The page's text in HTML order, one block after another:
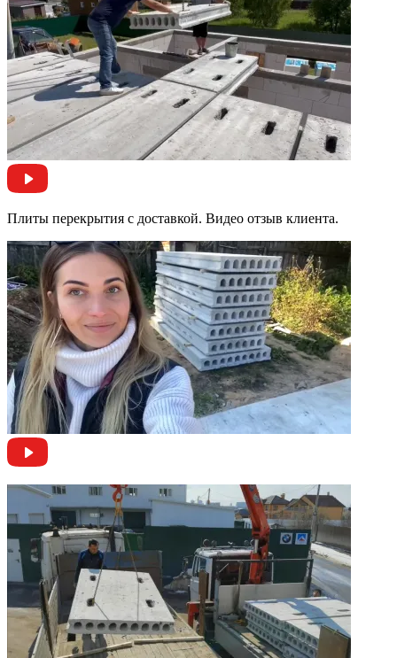
Плиты перекрытия с доставкой. Видео отзыв клиента.